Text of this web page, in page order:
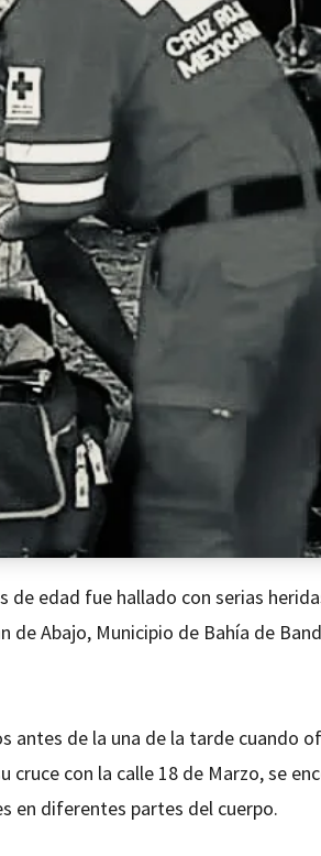
de edad fue hallado con serias
de Abajo, Municipio de Bahía de
antes de la una de la tarde cuando
cruce con la calle 18 de Marzo, se
en diferentes partes del cuerpo.